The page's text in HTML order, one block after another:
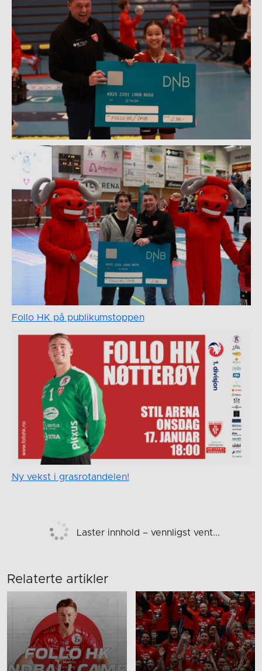
Follo HK på publikumstoppen
Ny vekst i grasrotandelen!
Laster innhold – vennligst vent...
Relaterte artikler